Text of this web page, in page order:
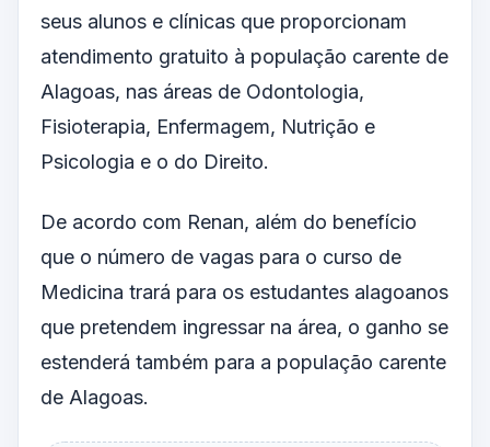
seus alunos e clínicas que proporcionam
atendimento gratuito à população carente de
Alagoas, nas áreas de Odontologia,
Fisioterapia, Enfermagem, Nutrição e
Psicologia e o do Direito.
De acordo com Renan, além do benefício
que o número de vagas para o curso de
Medicina trará para os estudantes alagoanos
que pretendem ingressar na área, o ganho se
estenderá também para a população carente
de Alagoas.